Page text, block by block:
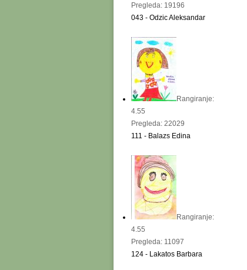
Pregleda: 19196
043 - Odzic Aleksandar
Rangiranje:
4.55
Pregleda: 22029
111 - Balazs Edina
Rangiranje:
4.55
Pregleda: 11097
124 - Lakatos Barbara